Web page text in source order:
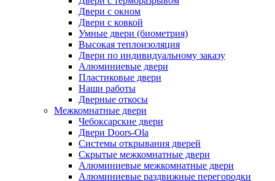
Двери с окном
Двери с ковкой
Умные двери (биометрия)
Высокая теплоизоляция
Двери по индивидуальному заказу
Алюминиевые двери
Пластиковые двери
Наши работы
Дверные откосы
Межкомнатные двери
Чебоксарские двери
Двери Doors-Ola
Системы открывания дверей
Скрытые межкомнатные двери
Алюминиевые межкомнатные двери
Алюминиевые раздвижные перегородки